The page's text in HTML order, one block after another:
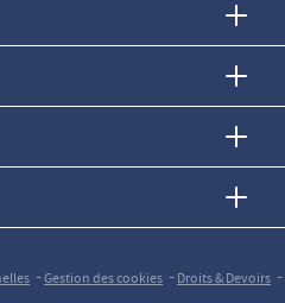
-Gestion des cookies -Droits & Devoirs -